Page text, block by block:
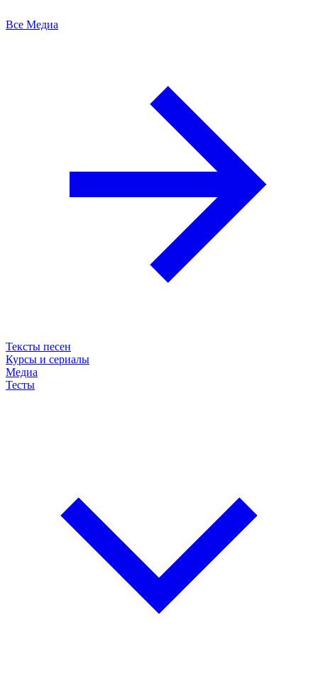
Все Медиа
Тексты песен
Курсы и сериалы
Медиа
Тесты